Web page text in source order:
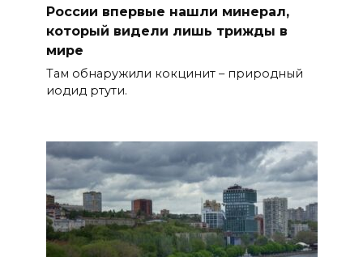
России впервые нашли минерал,
который видели лишь трижды в
мире
Там обнаружили кокцинит – природный
иодид ртути.